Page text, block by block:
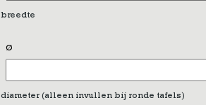
breedte
Ø
diameter (alleen invullen bij ronde tafels)